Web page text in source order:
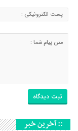
:: آخرین خبر